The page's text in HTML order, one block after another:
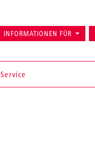
Service
INFORMATIONEN FÜR